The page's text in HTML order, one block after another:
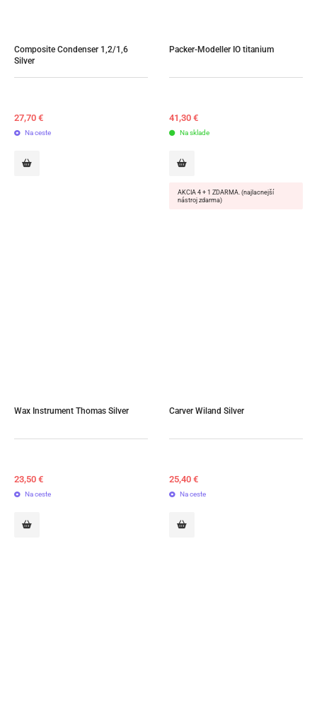
Composite Condenser 1,2/1,6
Silver
27,70 €
Na ceste
Packer-Modeller IO titanium
41,30 €
Na sklade
AKCIA 4 + 1 ZDARMA. (najlacnejší
nástroj zdarma)
Wax Instrument Thomas Silver
23,50 €
Na ceste
Carver Wiland Silver
25,40 €
Na ceste